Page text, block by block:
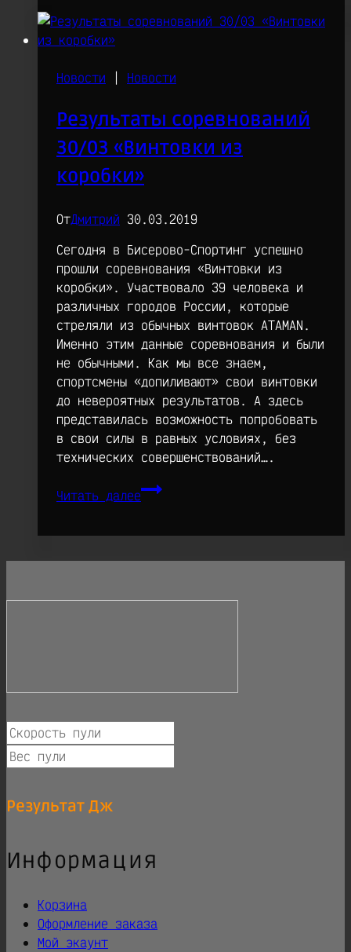
в
Новости Новости
Результаты соревнований
30/03 «Винтовки из
коробки»
ОтДмитрий 30.03.2019
Сегодня в Бисерово-Спортинг успешно
прошли соревнования «Винтовки из
коробки». Участвовало 39 человека и
различных городов России, которые
стреляли из обычных винтовок ATAMAN.
Именно этим данные соревнования и были
не обычными. Как мы все знаем,
спортсмены «допиливают» свои винтовки
до невероятных результатов. А здесь
представилась возможность попробовать
в свои силы в равных условиях, без
технических совершенствований….
Читать далее
Результаты
соревнований
из
Результат Дж
Информация
Корзина
Оформление заказа
Мой экаунт